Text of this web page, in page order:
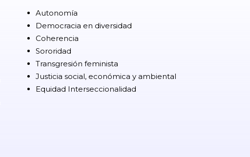
Autonomía
Democracia en diversidad
Coherencia
Sororidad
Transgresión feminista
Justicia social, económica y ambiental
Equidad Interseccionalidad